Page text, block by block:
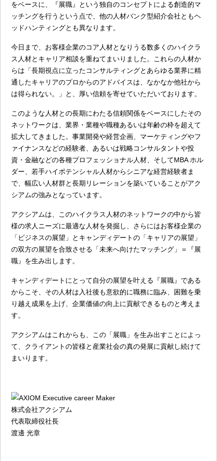
をベースに、『展職』という独自のコンセプトによる創造的マ
ッチングを行うという点で、他の人材バンク型紹介会社ともヘ
ッドハンティングとも異なります。
今日まで、お客様企業のコア人材となりうる数多くのハイクラ
ス人材とキャリア相談を重ねてまいりました。これらの人材か
らは「長期視点に立ったコンサルティングとあらゆる業界に精
通したキャリアのプロからのアドバイスは、なかなか他社から
は得られない。」と、厚い信頼を寄せていただいております。
このような人材との長期にわたる信頼関係をベースにしたその
ネットワークは、業界・業種や職種あるいは年齢の枠を超えて
拡大してきました。事業開発や経営企画、マーケティングやフ
ァイナンスなどの経験者、あるいは戦略コンサルタントや投
資・金融などの各種プロフェッショナル人材、そしてMBA ホル
ダー、若手ハイポテンシャル人材からシニアな経営経験者ま
で、幅広い人材群と長期リレーションを築いていることがアク
シアムの強みとなっています。
アクシアムは、このハイクラス人材のネットワークの中から皆
様の求人ニーズに最適な人材を発掘し、さらにはお客様企業の
「ビジネスの展望」とキャンディデートの「キャリアの展望」
の双方の展望を合致させる「未来へ向けたマッチング」＝『展
職』を生み出します。
キャンディデートにとって自分の展望を叶える『展職』である
からこそ、その人材は入社後も意欲的に職務に臨み、困難を乗
り越え成果を上げ、企業価値の向上に貢献できるものと考えま
す。
アクシアムはこれからも、この「展職」を生み出すことによっ
て、クライアントの皆様と産業社会の真の発展に貢献し続けて
まいります。
株式会社アクシアム
代表取締役社長
渡邊 光章